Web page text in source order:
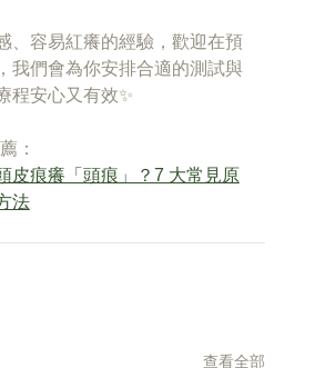
、容易紅癢的經驗，歡迎在預
我們會為你安排合適的測試與
程安心又有效✨
：
皮痕癢「頭痕」？7 大常見原
法
查看全部